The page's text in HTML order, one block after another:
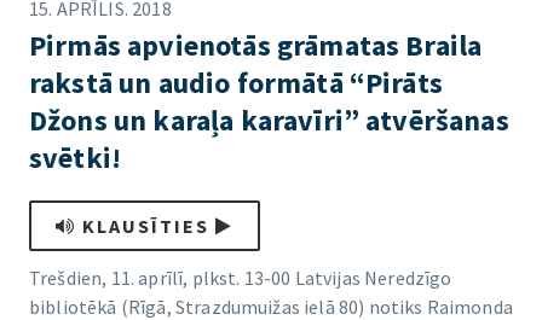
15. APRĪLIS. 2018
Pirmās apvienotās grāmatas Braila
rakstā un audio formātā “Pirāts
Džons un karaļa karavīri” atvēršanas
svētki!
KLAUSĪTIES
Trešdien, 11. aprīlī, plkst. 13-00 Latvijas Neredzīgo
bibliotēkā (Rīgā, Strazdumuižas ielā 80) notiks Raimonda